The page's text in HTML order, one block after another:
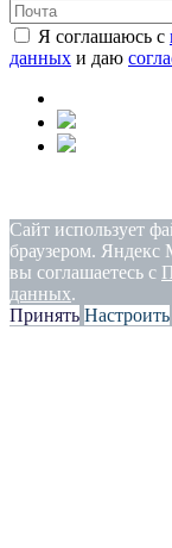
Я соглашаюсь с
данных и даю
Сайт использует
браузером. Яндекс
вы соглашаетесь с
данных.
Принять Настроить